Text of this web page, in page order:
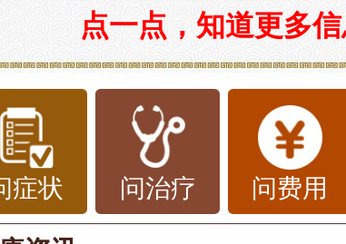
点一点，知道更多
症状 问治疗 问费用